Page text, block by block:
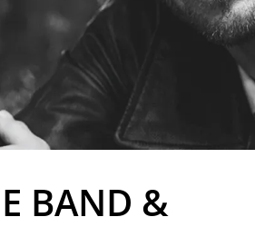
BAND &